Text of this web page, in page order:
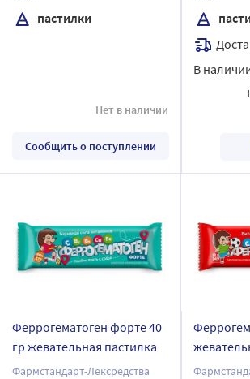
пастилки
Нет в наличии
Сообщить о поступлении
В
Феррогематоген форте 40
гр жевательная пастилка
Фармстандарт-Лексредства